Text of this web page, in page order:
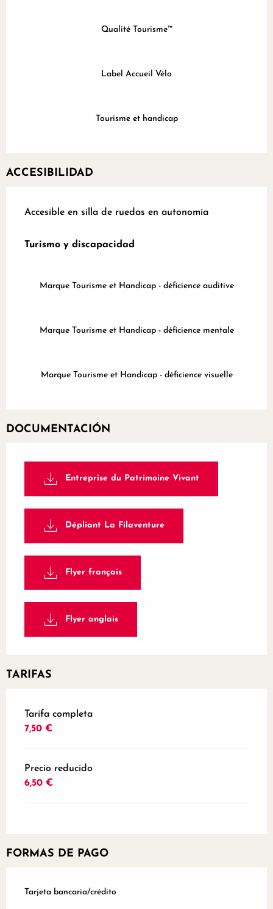
Qualité Tourisme™
Label Accueil Vélo
Tourisme et handicap
ACCESIBILIDAD
Accesible en silla de ruedas en autonomía
Turismo y discapacidad
Turismo y discapacidad
Marque Tourisme et Handicap - déficience auditive
Marque Tourisme et Handicap - déficience mentale
Marque Tourisme et Handicap - déficience visuelle
DOCUMENTACIÓN
Entreprise du Patrimoine Vivant
Dépliant La Filaventure
Flyer français
Flyer anglais
TARIFAS
Tarifas 2026
Tarifa completa
7,50 €
Precio reducido
6,50 €
FORMAS DE PAGO
Tarjeta bancaria/crédito